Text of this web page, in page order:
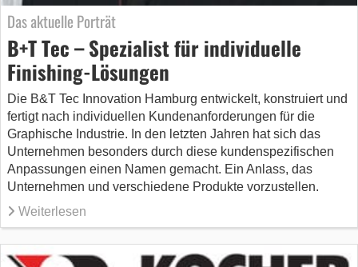
Das aktuelle Porträt
B+T Tec – Spezialist für individuelle
Finishing-Lösungen
Die B&T Tec Innovation Hamburg entwickelt, konstruiert und
fertigt nach individuellen Kundenanforderungen für die
Graphische Industrie. In den letzten Jahren hat sich das
Unternehmen besonders durch diese kundenspezifischen
Anpassungen einen Namen gemacht. Ein Anlass, das
Unternehmen und verschiedene Produkte vorzustellen.
Weiterlesen